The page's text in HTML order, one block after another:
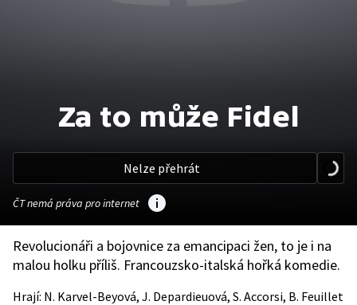
Za to může Fidel
Nelze přehrát
ČT nemá práva pro internet
Revolucionáři a bojovnice za emancipaci žen, to je i na
malou holku příliš. Francouzsko-italská hořká komedie.
Hrají: N. Karvel-Beyová, J. Depardieuová, S. Accorsi, B. Feuillet